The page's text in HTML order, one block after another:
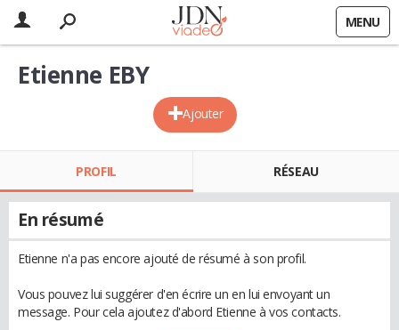
MENU
Ajouter
Etienne EBY
PROFIL RÉSEAU
En résumé
Etienne n'a pas encore ajouté de résumé à son profil.
Vous pouvez lui suggérer d'en écrire un en lui envoyant un
message. Pour cela ajoutez d'abord Etienne à vos contacts.